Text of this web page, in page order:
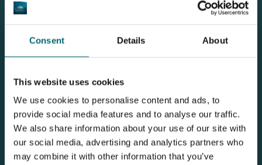
Consent Details About
This website uses cookies
We use cookies to personalise content and ads, to
provide social media features and to analyse our traffic.
We also share information about your use of our site with
our social media, advertising and analytics partners who
may combine it with other information that you’ve
is met wiergroei.
Wat wel opviel was dat alle aanbeten steeds van de
is voor de meeste onder ons.